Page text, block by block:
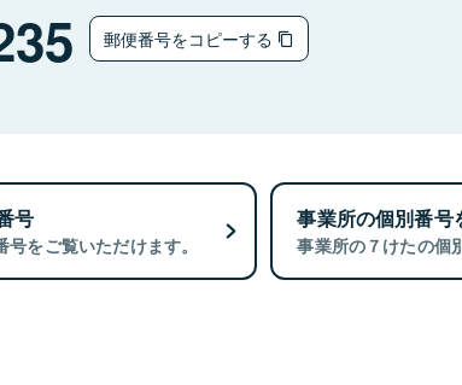
郵便番号をコピーする
号
をご覧いただけます。
事業所の個別番号
事業所の７けたの個